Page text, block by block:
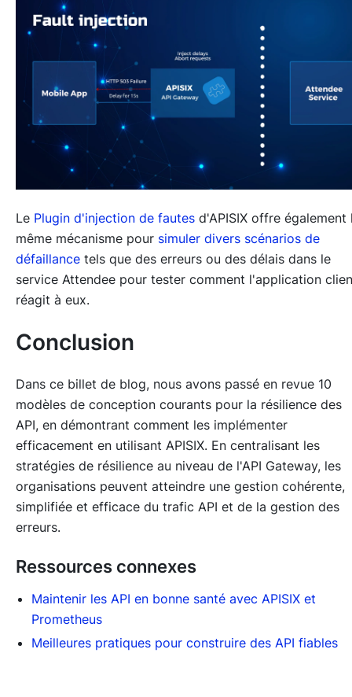
Le Plugin d'injection de fautes d'APISIX offre également
même mécanisme pour simuler divers scénarios de
défaillance tels que des erreurs ou des délais dans le
service Attendee pour tester comment l'application
réagit à eux.
Conclusion
Dans ce billet de blog, nous avons passé en revue 10
modèles de conception courants pour la résilience des
API, en démontrant comment les implémenter
efficacement en utilisant APISIX. En centralisant les
stratégies de résilience au niveau de l'API Gateway, les
organisations peuvent atteindre une gestion cohérente,
simplifiée et efficace du trafic API et de la gestion des
erreurs.
Ressources connexes
Maintenir les API en bonne santé avec APISIX et
Prometheus
Meilleures pratiques pour construire des API fiables